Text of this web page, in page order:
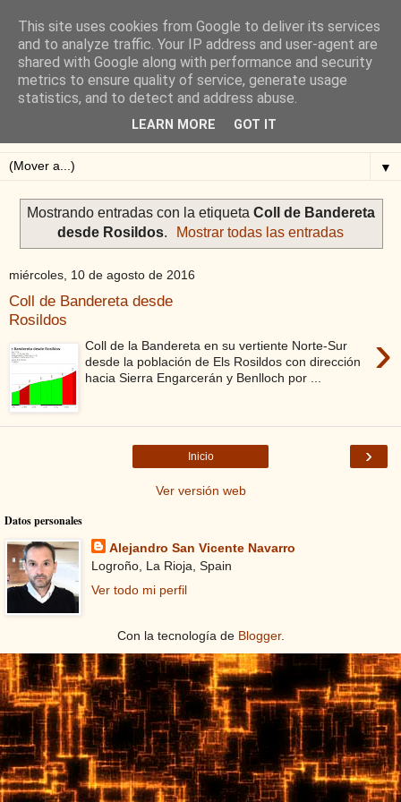
Blog de Alejandro San
Vicente
Blog sobre ciclismo: perfiles y altimetrías.
▼
Mostrando entradas con la etiqueta Coll de Bandereta
desde Rosildos. Mostrar todas las entradas
miércoles, 10 de agosto de 2016
Coll de Bandereta desde
Rosildos
›
Coll de la Bandereta en su vertiente Norte-Sur
desde la población de Els Rosildos con dirección
hacia Sierra Engarcerán y Benlloch por ...
›
Inicio
Ver versión web
Datos personales
Alejandro San Vicente Navarro
Logroño, La Rioja, Spain
Ver todo mi perfil
Con la tecnología de Blogger.
This site uses cookies from Google to deliver its services
and to analyze traffic. Your IP address and user-agent are
shared with Google along with performance and security
metrics to ensure quality of service, generate usage
statistics, and to detect and address abuse.
LEARN MORE GOT IT